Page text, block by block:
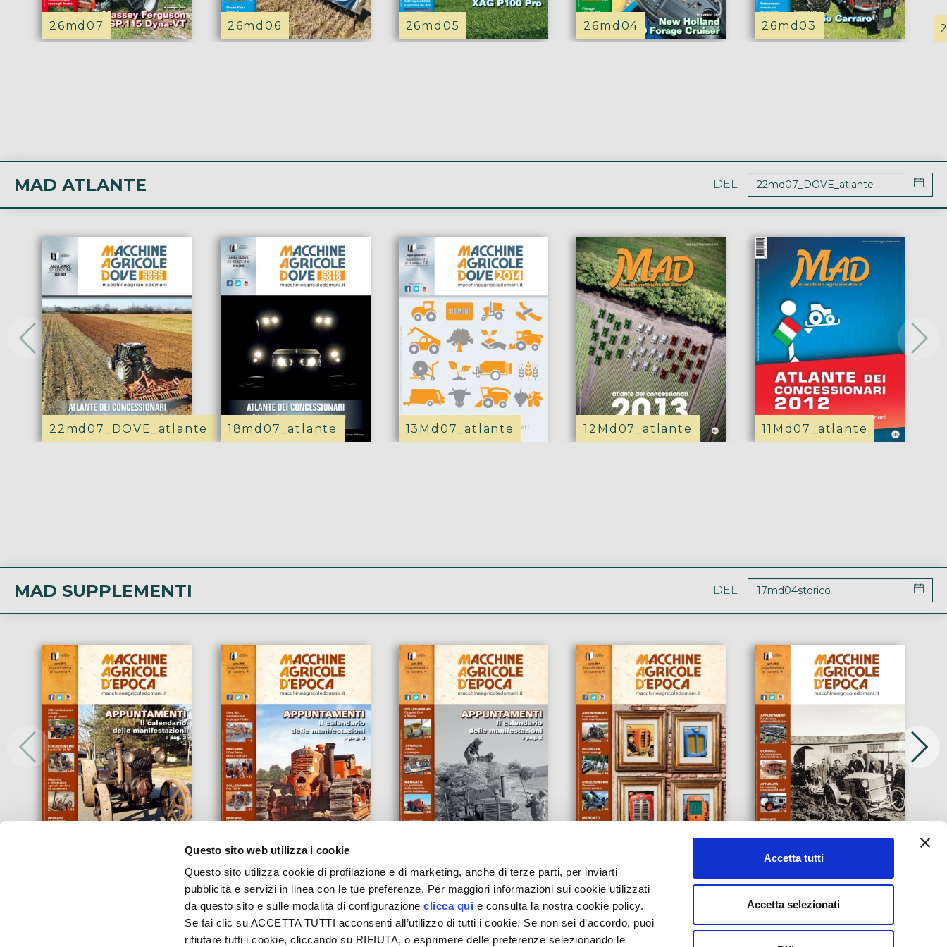
Questo sito web utilizza i cookie
Questo sito utilizza cookie di profilazione e di marketing, anche di terze parti, per inviarti
pubblicità e servizi in linea con le tue preferenze. Per maggiori informazioni sui cookie utilizzati
da questo sito e sulle modalità di configurazioneclicca qui e consulta la nostra cookie policy.
Se fai clic su ACCETTA TUTTI acconsenti all’utilizzo di tutti i cookie. Se non sei d’accordo, puoi
rifiutare tutti i cookie, cliccando su RIFIUTA, o esprimere delle preferenze selezionando le
Accetta tutti
Accetta selezionati
26md07 26md06 26md05 26md04 26md03
MAD ATLANTE DEL
22md07_DOVE_atlante 18md07_atlante 13Md07_atlante 12Md07_atlante 11Md07_atlante
MAD SUPPLEMENTI DEL
13Md04_epoca